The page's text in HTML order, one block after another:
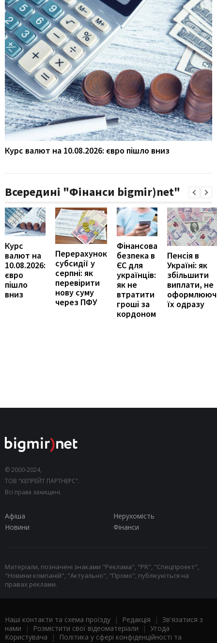
Курс валют на 10.08.2026: євро пішло вниз
Всередині "Фінанси bigmir)net"
Курс
валют на
10.08.2026:
євро
пішло
вниз
Перерахунок
субсидії у
серпні: як
перевірити
нову суму
через ПФУ
Фінансова
безпека в
ЄС для
українців:
як не
втратити
гроші за
кордоном
Пенсія в
Україні: як
збільшити
виплати, не
їх одразу
© 2000-2024,
ТОВ "КЕПРЕЙТ ПАРТНЕРС".
Всі права захищені.
Афіша
Нерухомість
Новини
Фінанси
Матеріали, позначені знаками "Реклама", "PR", "Спецпроект",
"Новини компаній", "Актуально", "Промо", публікуються на
правах реклами.
Наші контакти та схема проїзду | Редакція | Зв'язатися з
нами | Розмістити свої відеоматеріали | Угода
Користувача |
Політика у сфері конфіденційності та